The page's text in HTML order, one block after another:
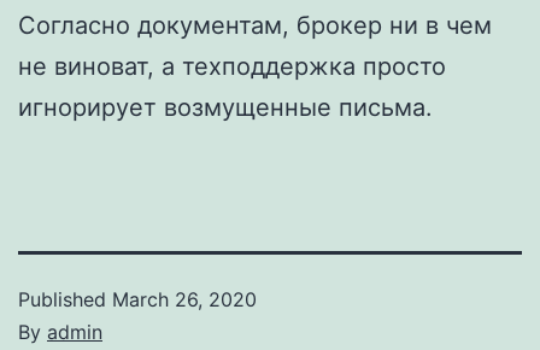
Согласно документам, брокер ни в чем
не виноват, а техподдержка просто
игнорирует возмущенные письма.
Published March 26, 2020
By admin